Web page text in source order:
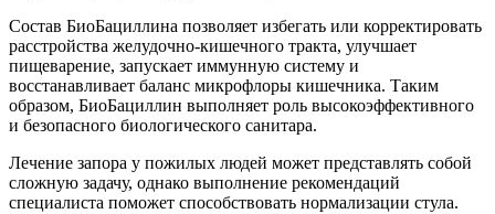
Состав БиоБациллина позволяет избегать или корректировать
расстройства желудочно-кишечного тракта, улучшает
пищеварение, запускает иммунную систему и
восстанавливает баланс микрофлоры кишечника. Таким
образом, БиоБациллин выполняет роль высокоэффективного
и безопасного биологического санитара.
Лечение запора у пожилых людей может представлять собой
сложную задачу, однако выполнение рекомендаций
специалиста поможет способствовать нормализации стула.